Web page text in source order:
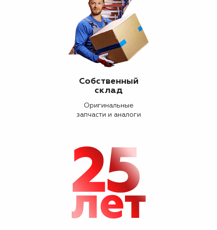
Собственный
склад
Оригинальные
запчасти и аналоги